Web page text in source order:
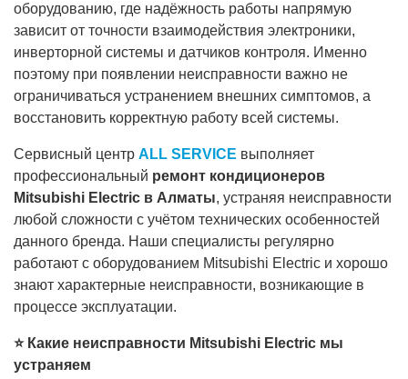
оборудованию, где надёжность работы напрямую
зависит от точности взаимодействия электроники,
инверторной системы и датчиков контроля. Именно
поэтому при появлении неисправности важно не
ограничиваться устранением внешних симптомов, а
восстановить корректную работу всей системы.
Сервисный центр ALL SERVICE выполняет
профессиональный ремонт кондиционеров
Mitsubishi Electric в Алматы, устраняя неисправности
любой сложности с учётом технических особенностей
данного бренда. Наши специалисты регулярно
работают с оборудованием Mitsubishi Electric и хорошо
знают характерные неисправности, возникающие в
процессе эксплуатации.
⭐ Какие неисправности Mitsubishi Electric мы
устраняем